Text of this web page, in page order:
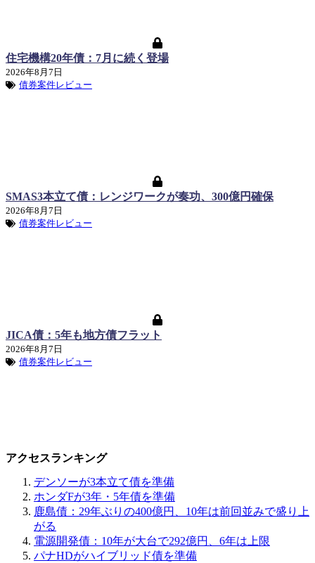
住宅機構20年債：7月に続く登場
2026年8月7日
債券案件レビュー
SMAS3本立て債：レンジワークが奏功、300億円確保
2026年8月7日
債券案件レビュー
JICA債：5年も地方債フラット
2026年8月7日
債券案件レビュー
アクセスランキング
デンソーが3本立て債を準備
ホンダFが3年・5年債を準備
鹿島債：29年ぶりの400億円、10年は前回並みで盛り上
がる
電源開発債：10年が大台で292億円、6年は上限
パナHDがハイブリッド債を準備